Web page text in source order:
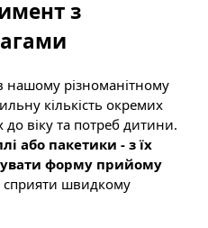
з
нашому різноманітному
кількість окремих
до віку та потреб дитини.
або пакетики - з їх
форму прийому
сприяти швидкому